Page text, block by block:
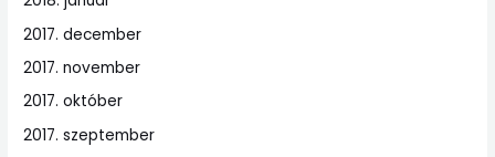
2017. december
2017. november
2017. október
2017. szeptember